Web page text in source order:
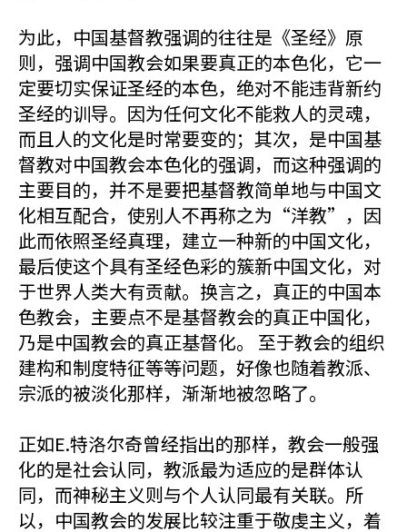
为此，中国基督教强调的往往是《圣经》原
则，强调中国教会如果要真正的本色化，它一
定要切实保证圣经的本色，绝对不能违背新约
圣经的训导。因为任何文化不能救人的灵魂，
而且人的文化是时常要变的；其次，是中国基
督教对中国教会本色化的强调，而这种强调的
主要目的，并不是要把基督教简单地与中国文
化相互配合，使别人不再称之为“洋教”，因
此而依照圣经真理，建立一种新的中国文化，
最后使这个具有圣经色彩的簇新中国文化，对
于世界人类大有贡献。换言之，真正的中国本
色教会，主要点不是基督教会的真正中国化，
乃是中国教会的真正基督化。 至于教会的组织
建构和制度特征等等问题，好像也随着教派、
宗派的被淡化那样，渐渐地被忽略了。
正如E.特洛尔奇曾经指出的那样，教会一般强
化的是社会认同，教派最为适应的是群体认
同，而神秘主义则与个人认同最有关联。所
以，中国教会的发展比较注重于敬虔主义，着